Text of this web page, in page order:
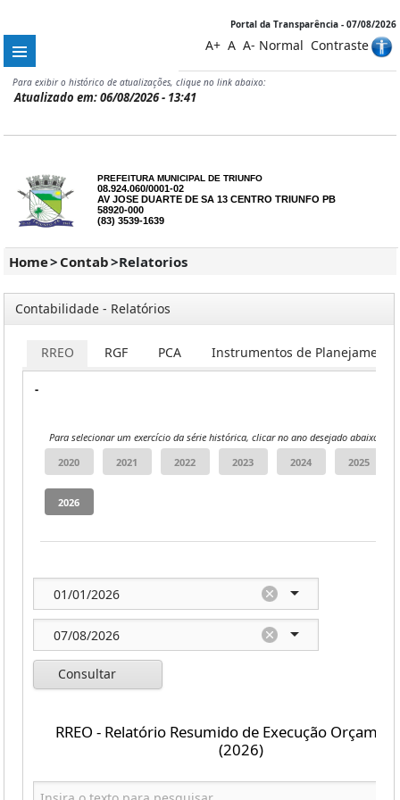
Portal da Transparência - 07/08/2026
A+ A A- Normal Contraste
Para exibir o histórico de atualizações, clique no link abaixo:
Atualizado em: 06/08/2026 - 13:41
PREFEITURA MUNICIPAL DE TRIUNFO
08.924.060/0001-02
AV JOSE DUARTE DE SA 13 CENTRO TRIUNFO PB
58920-000
(83) 3539-1639
Home> Contab>Relatorios
Contabilidade - Relatórios
RREO RGF PCA Instrumentos de Planejamento
-
Para selecionar um exercício da série histórica, clicar no ano desejado abaixo:
Consultar
RREO - Relatório Resumido de Execução
(2026)